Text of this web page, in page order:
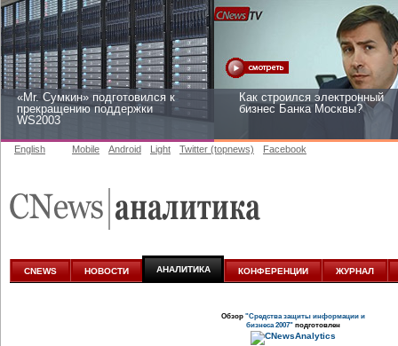
«Mr. Сумкин» подготовился к
прекращению поддержки
WS2003
Как строился электронный
бизнес Банка Москвы?
аналитике
English Mobile Android Light Twitter (topnews) Facebook
CNEWS НОВОСТИ АНАЛИТИКА КОНФЕРЕНЦИИ ЖУРНАЛ
Обзор "Средства защиты информации и
бизнеса 2007"подготовлен